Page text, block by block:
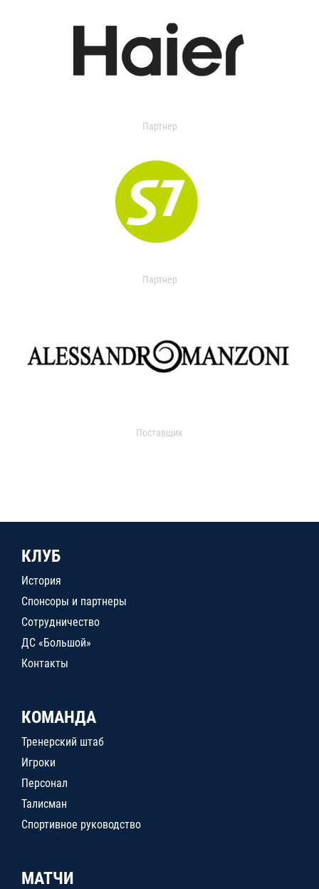
Партнер
Партнер
Поставщик
КЛУБ
История
Спонсоры и партнеры
Сотрудничество
ДС «Большой»
Контакты
КОМАНДА
Тренерский штаб
Игроки
Персонал
Талисман
Спортивное руководство
МАТЧИ